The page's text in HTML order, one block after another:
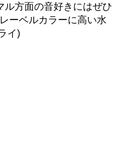
ル方面の音好きにはぜひ
ーベルカラーに高い水
イ)